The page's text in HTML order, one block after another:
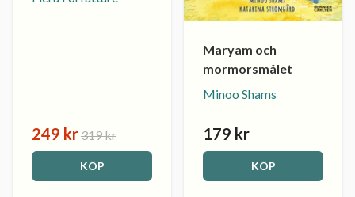
249 kr319 kr
KÖP
Maryam och
mormorsmålet
Minoo Shams
179 kr
KÖP